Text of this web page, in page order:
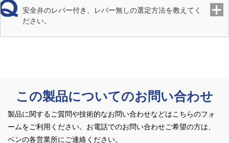
安全弁のレバー付き、レバー無しの選定方法を教えてく
ださい。
この製品についてのお問い合わせ
製品に関するご質問や技術的なお問い合わせなどはこちらのフォ
ームをご利用ください。 お電話でのお問い合わせご希望の方は、
ベンの各営業所にご連絡ください。